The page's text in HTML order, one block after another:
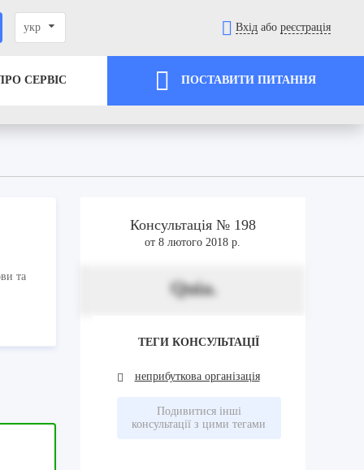
укр Вхід або реєстрація
СЕРВІС ПОСТАВИТИ ПИТАННЯ
та
Консультація № 198
от 8 лютого 2018 р.
Quia.
ТЕГИ КОНСУЛЬТАЦІЇ
неприбуткова організація
Подивитися інші
консультації з цими тегами